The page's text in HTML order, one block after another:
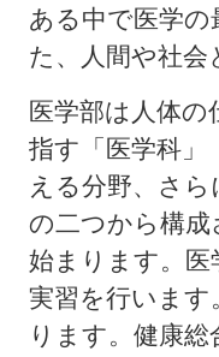
ある中で医学
た、人間や社
医学部は人体
指す「医学科」
える分野、さ
の二つから構
始まります。医
実習を行います
ります。健康